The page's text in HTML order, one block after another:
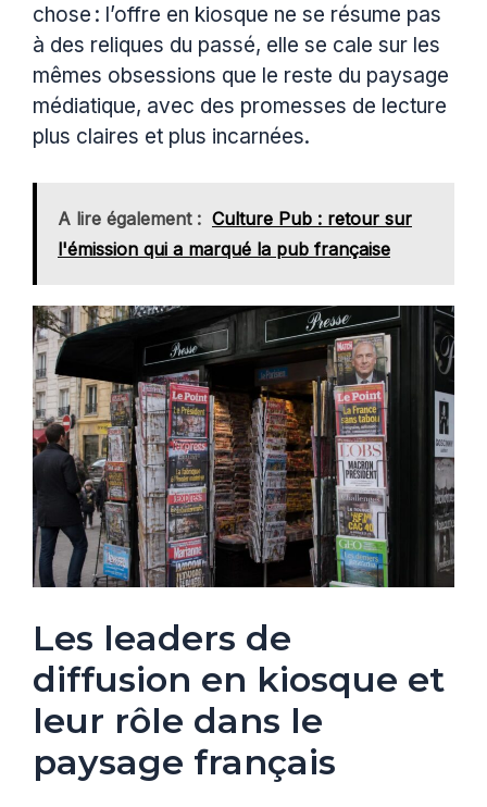
chose : l’offre en kiosque ne se résume pas
à des reliques du passé, elle se cale sur les
mêmes obsessions que le reste du paysage
médiatique, avec des promesses de lecture
plus claires et plus incarnées.
A lire également : Culture Pub : retour sur
l'émission qui a marqué la pub française
Les leaders de
diffusion en kiosque et
leur rôle dans le
paysage français